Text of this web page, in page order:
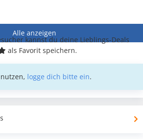
Alle anzeigen
kannst du deine Lieblings-Deals
als Favorit speichern.
logge dich bitte ein.